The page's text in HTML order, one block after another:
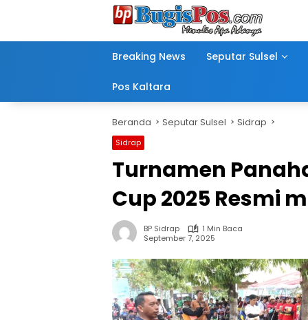
Breaking News
Seputar Sulsel
Pos Kaltara
Beranda Seputar Sulsel Sidrap
Sidrap
Turnamen
Cup 2025 Resmi
BP Sidrap
1 Min Baca
September 7, 2025